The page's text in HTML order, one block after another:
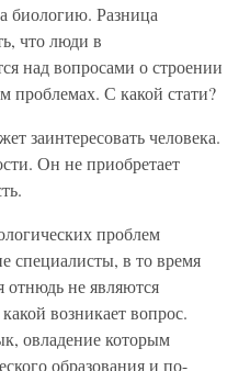
биологию. Разница
что люди в
над вопросами о строении
проблемах. С какой стати?
заинтересовать человека.
Он не приобретает
проблем
специалисты, в то время
не являются
возникает вопрос.
овладение которым
образования и по-